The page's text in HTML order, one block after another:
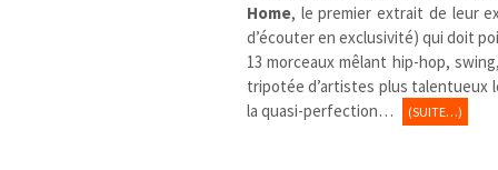
Home, le premier extrait de leur
d’écouter en exclusivité) qui doit
13 morceaux mêlant hip-hop,
tripotée d’artistes plus talentueux
la quasi-perfection…
(SUITE…)